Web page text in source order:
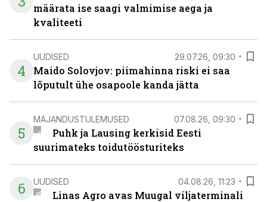
määrata ise saagi valmimise aega ja
kvaliteeti
4
UUDISED 29.07.26, 09:30
Maido Solovjov: piimahinna riski ei saa
lõputult ühe osapoole kanda jätta
5
MAJANDUSTULEMUSED 07.08.26, 09:30
Puhk ja Lausing kerkisid Eesti
suurimateks toidutöösturiteks
6 UUDISED 04.08.26, 11:23
Linas Agro avas Muugal viljaterminali